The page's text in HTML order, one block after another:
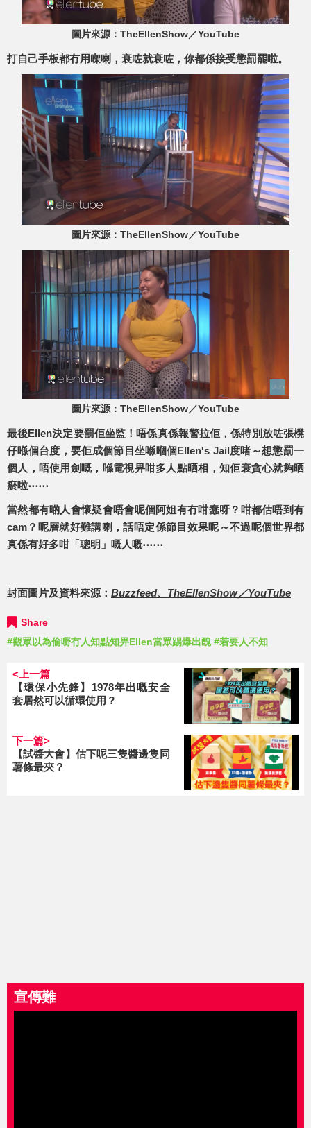
圖片來源：TheEllenShow／YouTube
打自己手板都冇用㗎喇，衰咗就衰咗，你都係接受懲罰罷啦。
圖片來源：TheEllenShow／YouTube
圖片來源：TheEllenShow／YouTube
最後Ellen決定要罰佢坐監！唔係真係報警拉佢，係特別放咗張櫈
仔喺個台度，要佢成個節目坐喺嗰個Ellen's Jail度啫～想懲罰一
個人，唔使用劍嘅，喺電視畀咁多人點晒相，知佢衰貪心就夠晒
瘀啦⋯⋯
當然都有啲人會懷疑會唔會呢個阿姐有冇咁蠢呀？咁都估唔到有
cam？呢層就好難講喇，話唔定係節目效果呢～不過呢個世界都
真係有好多咁「聰明」嘅人嘅⋯⋯
封面圖片及資料來源： Buzzfeed、 TheEllenShow／YouTube
Share
#觀眾以為偷嘢冇人知點知畀Ellen當眾踢爆出醜 #若要人不知
<上一篇
【環保小先鋒】1978年出嘅安全
套居然可以循環使用？
下一篇>
【試醬大會】估下呢三隻醬邊隻同
薯條最夾？
宣傳難